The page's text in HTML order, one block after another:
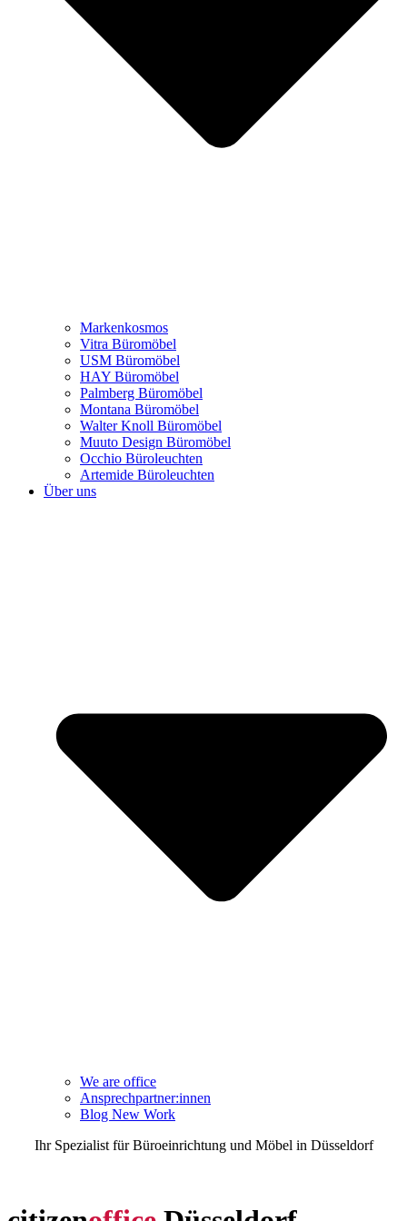
Markenkosmos
Vitra Büromöbel
USM Büromöbel
HAY Büromöbel
Palmberg Büromöbel
Montana Büromöbel
Walter Knoll Büromöbel
Muuto Design Büromöbel
Occhio Büroleuchten
Artemide Büroleuchten
Über uns
We are office
Ansprechpartner:innen
Blog New Work
Ihr Spezialist für Büroeinrichtung und Möbel in Düsseldorf